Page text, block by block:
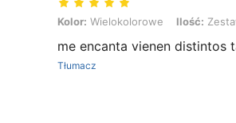
Kolor: Wielokolorowe, Ilość: Zestaw 45
Kolor: Wielokolorowe Ilość:
me encanta vienen distintos
Tłumacz